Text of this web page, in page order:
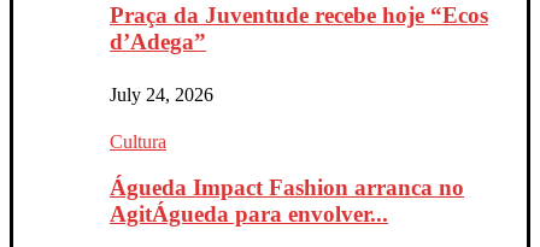
Praça da Juventude recebe hoje “Ecos
d’Adega”
July 24, 2026
Cultura
Águeda Impact Fashion arranca no
AgitÁgueda para envolver...